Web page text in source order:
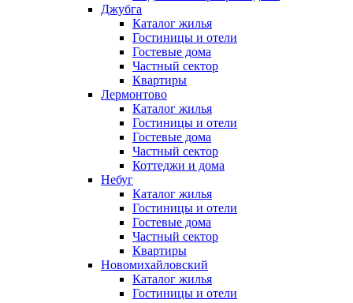
Джубга
Каталог жилья
Гостиницы и отели
Гостевые дома
Частный сектор
Квартиры
Лермонтово
Каталог жилья
Гостиницы и отели
Гостевые дома
Частный сектор
Коттеджи и дома
Небуг
Каталог жилья
Гостиницы и отели
Гостевые дома
Частный сектор
Квартиры
Новомихайловский
Каталог жилья
Гостиницы и отели